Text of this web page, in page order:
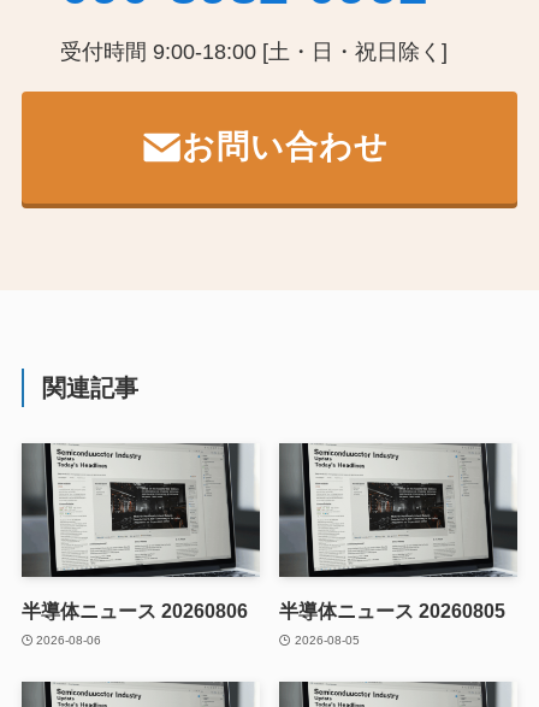
受付時間 9:00-18:00 [土・日・祝日除く]
お問い合わせ
関連記事
半導体ニュース 20260806
2026-08-06
半導体ニュース 20260805
2026-08-05